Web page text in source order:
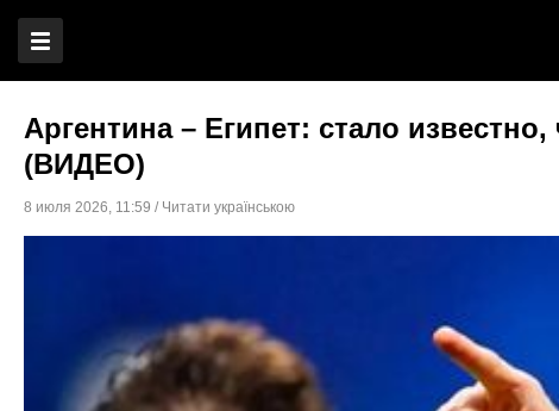
Аргентина – Египет: стало
(ВИДЕО)
8 июля 2026, 11:59 / Читати українською